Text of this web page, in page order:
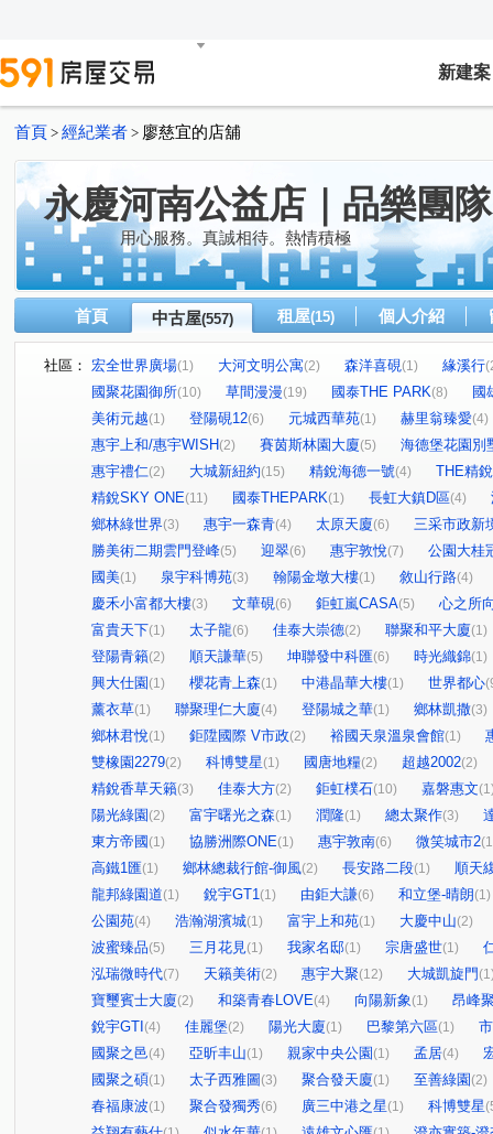
新建案
首頁 > 經紀業者 > 廖慈宜的店舖
永慶河南公益店｜品樂團隊
用心服務。真誠相待。熱情積極
首頁 中古屋(557) 租屋(15) 個人介紹
社區： 宏全世界廣場(1) 大河文明公寓(2) 森洋喜硯(1) 緣溪行
國聚花園御所(10) 草間漫漫(19) 國泰THE PARK(8)
國
美術元越(1) 登陽硯12(6) 元城西華苑(1) 赫里翁臻愛(4)
惠宇上和/惠宇WISH(2) 賽茵斯林園大廈(5)
海德堡花園別
惠宇禮仁(2) 大城新紐約(15) 精銳海德一號(4)
THE精銳
精銳SKY ONE(11) 國泰THEPARK(1) 長虹大鎮D區(4)
鄉林綠世界(3) 惠宇一森青(4) 太原天廈(6)
三采市政新
勝美術二期雲門登峰(5) 迎翠(6) 惠宇敦悅(7)
公園大桂
國美(1) 泉宇科博苑(3) 翰陽金墩大樓(1) 敘山行路(4)
慶禾小富都大樓(3) 文華硯(6) 鉅虹嵐CASA(5)
心之所
富貴天下(1) 太子龍(6) 佳泰大崇德(2) 聯聚和平大廈(1)
登陽青籟(2) 順天謙華(5) 坤聯發中科匯(6) 時光織錦(1)
興大仕園 (1) 櫻花青上森(1) 中港晶華大樓(1) 世界都心
薰衣草(1) 聯聚理仁大廈(4) 登陽城之華(1) 鄉林凱撒(3)
鄉林君悅(1) 鉅陞國際 V市政(2) 裕國天泉溫泉會館(1)
雙橡園2279(2) 科博雙星(1) 國唐地糧(2) 超越2002(2)
精銳香草天籟(3) 佳泰大方(2) 鉅虹樸石(10) 嘉磐惠文
陽光綠園 (2) 富宇曙光之森(1) 潤隆(1) 總太聚作(3)
東方帝國 (1) 協勝洲際ONE(1) 惠宇敦南(6) 微笑城市2
高鐵1匯(1) 鄉林總裁行館-御風(2) 長安路二段(1)
順天
龍邦綠園道(1) 銳宇GT1(1) 由鉅大謙(6) 和立堡-晴朗(1)
公園苑(4) 浩瀚湖濱城(1) 富宇上和苑(1) 大慶中山(2)
波蜜臻品(5) 三月花見(1) 我家名邸(1) 宗唐盛世(1)
泓瑞微時代(7) 天籟美術(2) 惠宇大聚(12) 大城凱旋門
寶璽賓士大廈(2) 和築青春LOVE(4) 向陽新象(1)
昂峰
銳宇GTI (4) 佳麗堡(2) 陽光大廈(1) 巴黎第六區(1)
國聚之邑(4) 亞昕丰山(1) 親家中央公園 (1) 孟居(4)
國聚之碩(1) 太子西雅圖 (3) 聚合發天廈(1) 至善綠園 (2)
春福康波(1) 聚合發獨秀(6) 廣三中港之星(1) 科博雙星